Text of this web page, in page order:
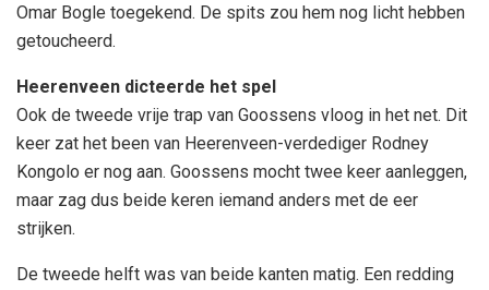
Omar Bogle toegekend. De spits zou hem nog licht hebben
getoucheerd.
Heerenveen dicteerde het spel
Ook de tweede vrije trap van Goossens vloog in het net. Dit
keer zat het been van Heerenveen-verdediger Rodney
Kongolo er nog aan. Goossens mocht twee keer aanleggen,
maar zag dus beide keren iemand anders met de eer
strijken.
De tweede helft was van beide kanten matig. Een redding